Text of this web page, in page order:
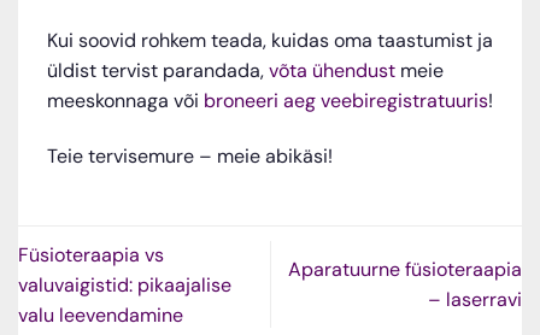
Kui soovid rohkem teada, kuidas oma taastumist ja
üldist tervist parandada,võta ühendust meie
meeskonnaga või broneeri aeg veebiregistratuuris!
Teie tervisemure – meie abikäsi!
Füsioteraapia vs
valuvaigistid: pikaajalise
valu leevendamine
Aparatuurne füsioteraapia
– laserravi